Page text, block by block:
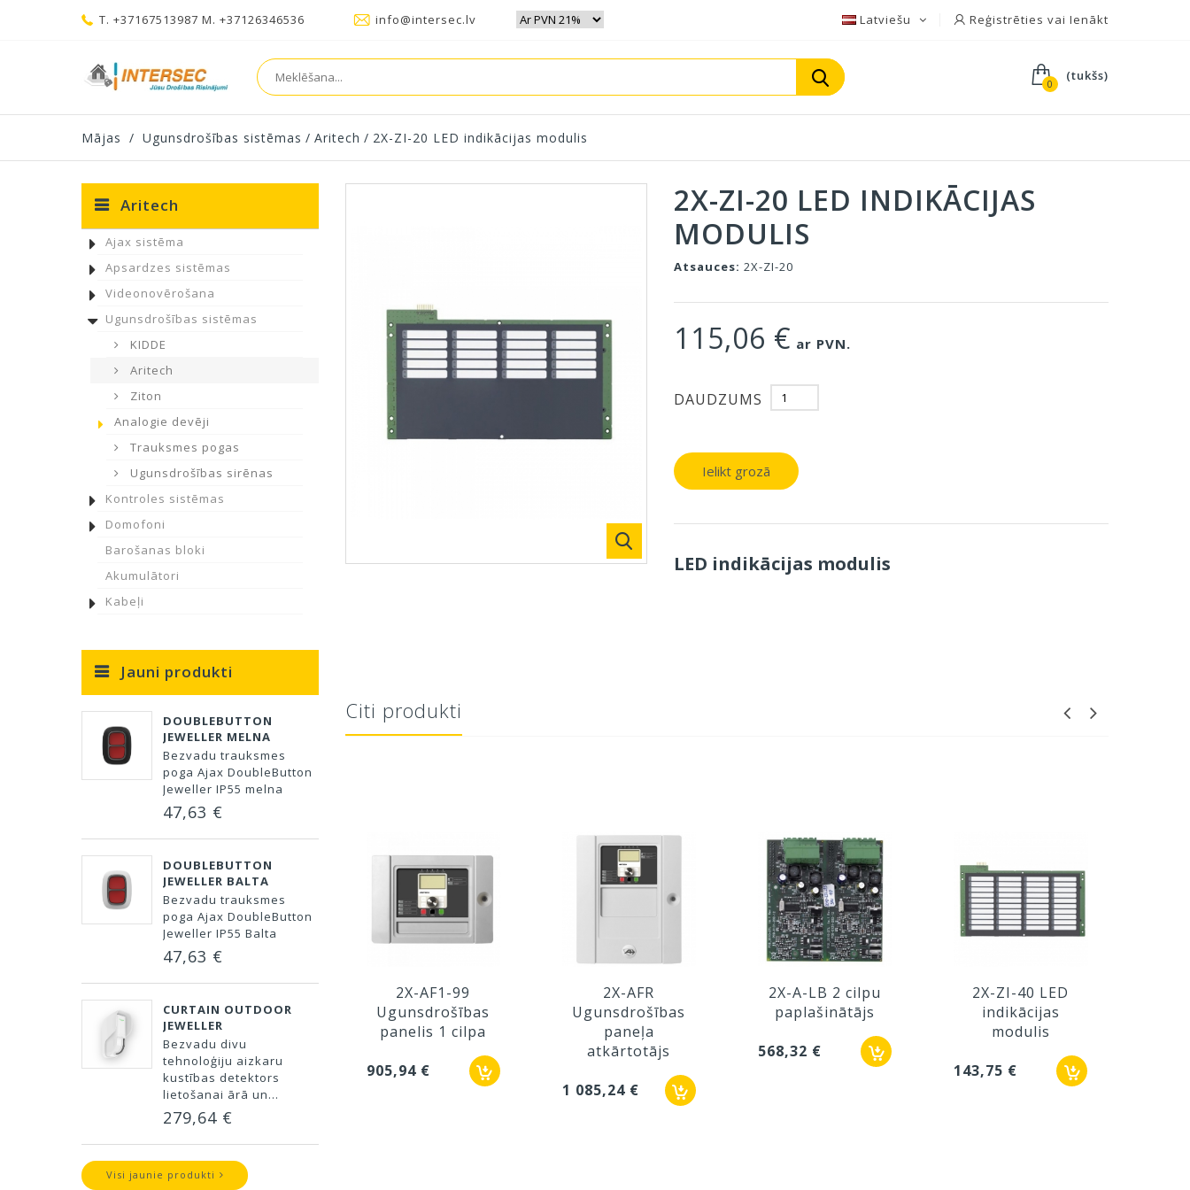
Reģistrēties vai Ienākt
Latviešu
T. +37167513987 M. +37126346536 info@intersec.lv
0
(tukšs)
Mājas / Ugunsdrošības sistēmas / Aritech / 2X-ZI-20 LED indikācijas modulis
Aritech
Ajax sistēma
Apsardzes sistēmas
Videonovērošana
Ugunsdrošības sistēmas
KIDDE
Aritech
Ziton
Analogie devēji
Trauksmes pogas
Ugunsdrošības sirēnas
Kontroles sistēmas
Domofoni
Barošanas bloki
Akumulātori
Kabeļi
Jauni produkti
DOUBLEBUTTON
JEWELLER MELNA
Bezvadu trauksmes
poga Ajax DoubleButton
Jeweller IP55 melna
47,63 €
DOUBLEBUTTON
JEWELLER BALTA
Bezvadu trauksmes
poga Ajax DoubleButton
Jeweller IP55 Balta
47,63 €
CURTAIN OUTDOOR
JEWELLER
Bezvadu divu
tehnoloģiju aizkaru
kustības detektors
lietošanai ārā un...
279,64 €
Visi jaunie produkti
2X-ZI-20 LED INDIKĀCIJAS
MODULIS
Atsauces: 2X-ZI-20
115,06 € ar PVN.
DAUDZUMS
Ielikt grozā
LED indikācijas modulis
Citi produkti
2X-AF1-99
Ugunsdrošības
panelis 1 cilpa
905,94 €
2X-AFR
Ugunsdrošības
paneļa
atkārtotājs
1 085,24 €
2X-A-LB 2 cilpu
paplašinātājs
568,32 €
2X-ZI-40 LED
indikācijas
modulis
143,75 €